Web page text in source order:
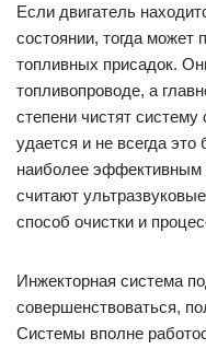
Если двигатель
состоянии, тогда
топливных присадок.
топливопроводе, а
степени чистят систему
удается и не всегда
наиболее эффективным
считают
способ очистки и
Инжекторная система
совершенствоваться,
Системы вполне